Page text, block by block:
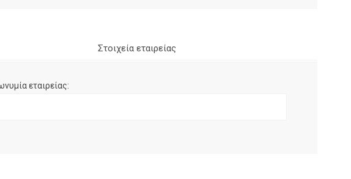
Στοιχεία εταιρείας
εταιρείας: